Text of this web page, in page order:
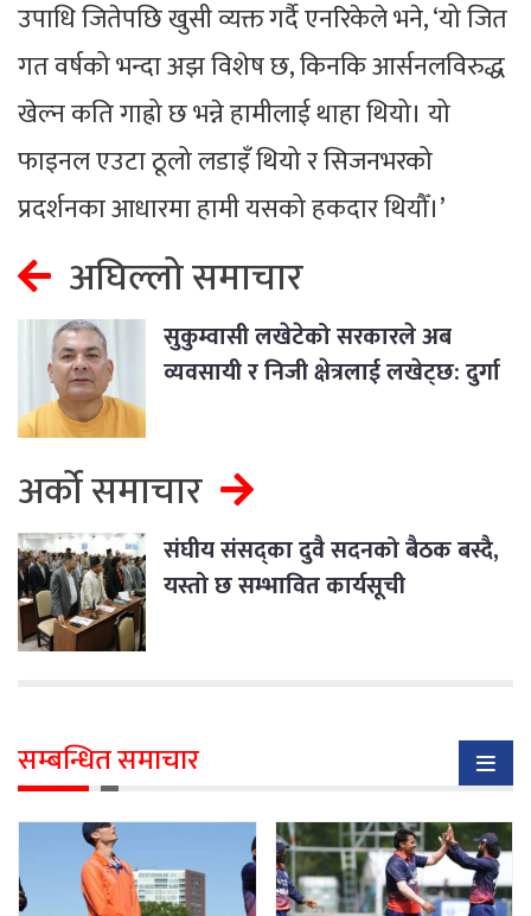
उपाधि जितेपछि खुसी व्यक्त गर्दै एनरिकेले भने, ‘यो जित
गत वर्षको भन्दा अझ विशेष छ, किनकि आर्सनलविरुद्ध
खेल्न कति गाह्रो छ भन्ने हामीलाई थाहा थियो। यो
फाइनल एउटा ठूलो लडाइँ थियो र सिजनभरको
प्रदर्शनका आधारमा हामी यसको हकदार थियौँ।’
अघिल्लो समाचार
सुकुम्वासी लखेटेको सरकारले अब
व्यवसायी र निजी क्षेत्रलाई लखेट्छ: दुर्गा
अर्को समाचार
संघीय संसद्‌का दुवै सदनको बैठक बस्दै,
यस्तो छ सम्भावित कार्यसूची
सम्बन्धित समाचार